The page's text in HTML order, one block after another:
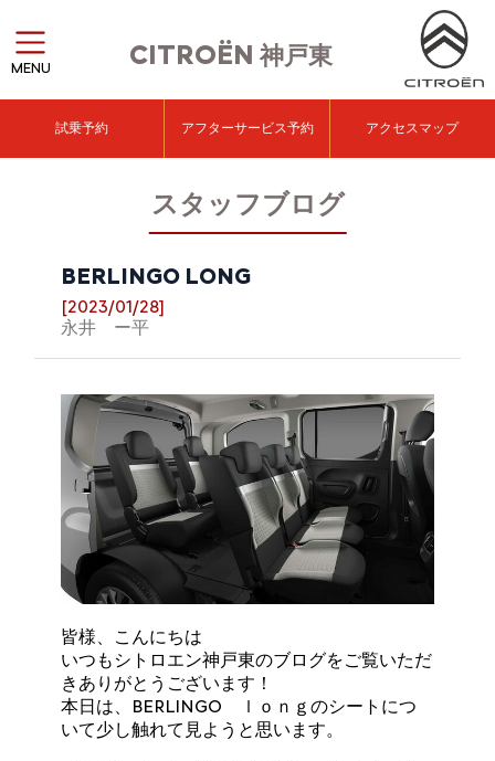
CITROËN神戸東
MENU
試乗予約 アフターサービス予約 アクセスマップ
スタッフブログ
BERLINGO LONG
[2023/01/28]
永井 ー平
皆様、こんにちは
いつもシトロエン神戸東のブログをご覧いただ
きありがとうございます！
本日は、BERLINGO ｌｏｎｇのシートにつ
いて少し触れて見ようと思います。